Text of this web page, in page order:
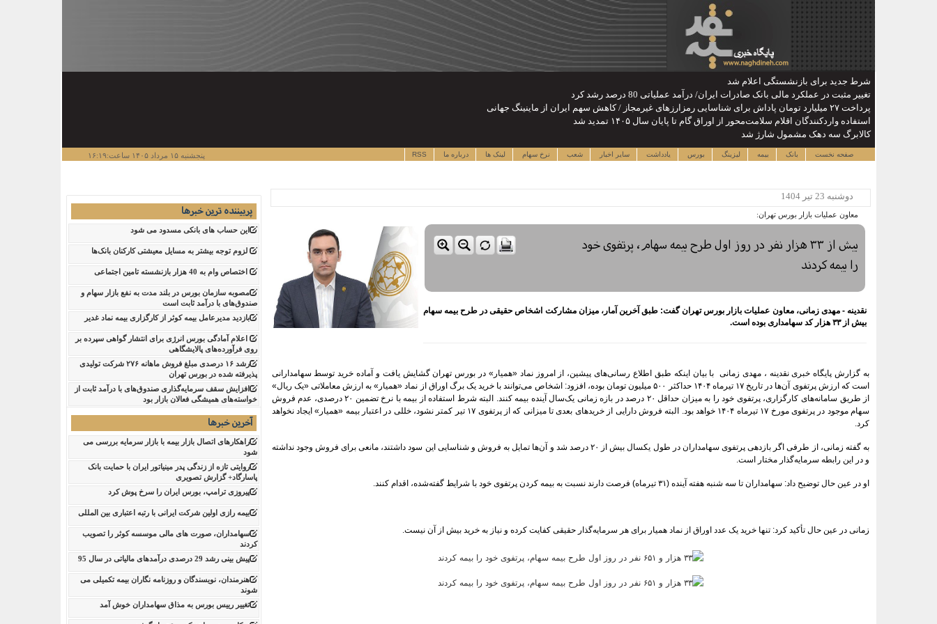
شرط جدید برای بازنشستگی اعلام شد
تغییر مثبت در عملکرد مالی بانک صادرات ایران/ درآمد عملیاتی 80 درصد رشد کرد
پرداخت ۲۷ میلیارد تومان پاداش برای شناسایی رمزارزهای غیرمجاز / کاهش سهم ایران از ماینینگ جهانی
استفاده واردکنندگان اقلام سلامت‌محور از اوراق گام تا پایان سال ۱۴۰۵ تمدید شد
کالابرگ سه دهک مشمول شارژ شد
پنجشنبه ۱۵ مرداد ۱۴۰۵ ساعت:۱۶:۱۹ صفحه نخست بانک بیمه لیزینگ بورس یادداشت سایر اخبار شعب نرخ سهام لینک ها درباره ما RSS
پربیننده ترین خبرها
این حساب های بانکی مسدود می شود
لزوم توجه بیشتر به مسایل معیشتی کارکنان بانک‌ها
اختصاص وام به 40 هزار بازنشسته تامین اجتماعی
مصوبه سازمان بورس در بلند مدت به نفع بازار سهام و
صندوق‌های با درآمد ثابت است
بازدید مدیرعامل بیمه کوثر از کارگزاری بیمه نماد غدیر
اعلام آمادگی بورس انرژی برای انتشار گواهی سپرده بر
روی فرآورده‌های پالایشگاهی ‌
رشد ۱۶ درصدی مبلغ فروش ماهانه ۲۷۶ شرکت تولیدی
پذیرفته شده در بورس تهران
افزایش سقف سرمایه‌گذاری صندوق‌های با درآمد ثابت از
خواسته‌های همیشگی فعالان بازار بود
آخرین خبرها
راهکارهای اتصال بازار بیمه با بازار سرمایه بررسی می
شود
روایتی تازه از زندگی پدر مینیاتور ایران با حمایت بانک
پاسارگاد+ گزارش تصویری
پیروزی ترامپ، بورس ایران را سرخ پوش کرد
بیمه رازی اولین شرکت ایرانی با رتبه اعتباری بین المللی
سهامداران، صورت های مالی موسسه کوثر را تصویب
کردند
پیش بینی رشد 29 درصدی درآمدهای مالیاتی در سال 95
هنرمندان، نویسندگان و روزنامه نگاران بیمه تکمیلی می
شوند
تغییر رییس بورس به مذاق سهامداران خوش آمد
دوشنبه 23 تير 1404
معاون عملیات بازار بورس تهران:
بیش از ۳۳ هزار نفر در روز اول طرح بیمه سهام، پرتفوی خود
را بیمه کردند
نقدینه - مهدی زمانی، معاون عملیات بازار بورس تهران گفت: طبق آخرین آمار، میزان مشارکت اشخاص حقیقی در طرح بیمه سهام
بیش از ۳۳ هزار کد سهامداری بوده است.
به گزارش پایگاه خبری نقدینه ، مهدی زمانی با بیان اینکه طبق اطلاع رسانی‌های پیشین، از امروز نماد «همیار» در بورس تهران گشایش یافت و آماده خرید توسط سهامدارانی
است که ارزش پرتفوی آن‌ها در تاریخ۱۷ تیرماه۱۴۰۴ حداکثر ۵۰۰میلیون تومان بوده، افزود: اشخاص می‌توانند با خرید یک برگ اوراق از نماد «همیار» به ارزش معاملاتی «یک ریال»
از طریق سامانه‌های کارگزاری، پرتفوی خود را به میزان حداقل ۲۰ درصد در بازه زمانی یک‌سال آینده بیمه کنند. البته شرط استفاده از بیمه با نرخ تضمین ۲۰درصدی، عدم فروش
سهام موجود در پرتفوی مورخ ۱۷ تیرماه ۱۴۰۴ خواهد بود. البته فروش دارایی از خریدهای بعدی تا میزانی که از پرتفوی ۱۷ تیر کمتر نشود، خللی در اعتبار بیمه «همیار» ایجاد نخواهد
کرد.
به گفته زمانی، از طرفی اگر بازدهی پرتفوی سهامداران در طول یکسال بیش از ۲۰ درصد شد و آن‌ها تمایل به فروش و شناسایی این سود داشتند، مانعی برای فروش وجود نداشته
و در این رابطه سرمایه‌گذار مختار است.
او در عین حال توضیح داد: سهامداران تا سه شنبه هفته آینده (۳۱ تیرماه) فرصت دارند نسبت به بیمه کردن پرتفوی خود با شرایط گفته‌شده، اقدام کنند.
زمانی در عین حال تأکید کرد: تنها خرید یک عدد اوراق از نماد همیار برای هر سرمایه‌گذار حقیقی کفایت کرده و نیاز به خرید بیش از آن نیست.